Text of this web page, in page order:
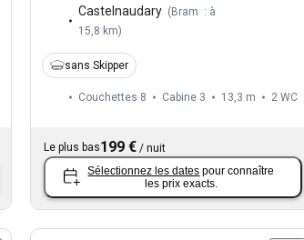
Castelnaudary (Bram : à
15,8 km)
sans Skipper
Couchettes 8 Cabine 3 13,3 m 2 WC
Le plus bas199 €/ nuit
Sélectionnez les dates pour connaître
les prix exacts.